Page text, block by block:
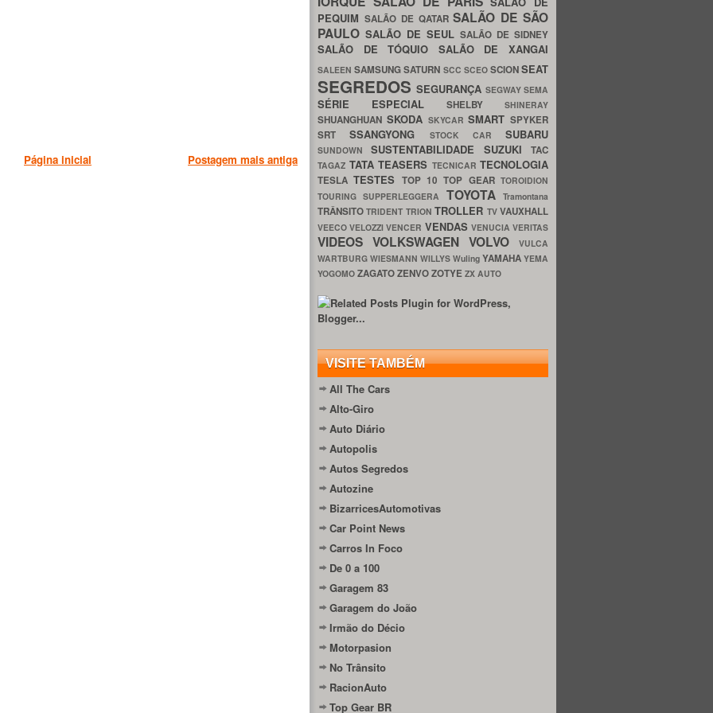
Postagem mais antiga
Página inicial
PEQUIM SALÃO DE QATARSALÃO DE SÃO
PAULO SALÃO DE SEUL SALÃO DE SIDNEY
SALÃO DE TÓQUIO SALÃO DE XANGAI
SALEENSAMSUNGSATURN SCC SCEO SCIONSEAT
SEGREDOSSEGURANÇA SEGWAYSEMA
SÉRIE ESPECIAL SHELBY SHINERAY
SHUANGHUAN SKODA SKYCARSMART SPYKER
SRTSSANGYONG STOCK CAR SUBARU
SUNDOWNSUSTENTABILIDADE SUZUKITAC
TAGAZ TATA TEASERS TECNICAR TECNOLOGIA
TESLATESTES TOP 10TOP GEARTOROIDION
TOURING SUPPERLEGGERA TOYOTATramontana
TRÂNSITOTRIDENT TRIONTROLLER TVVAUXHALL
VEECOVELOZZIVENCER VENDAS VENUCIAVERITAS
VIDEOS VOLKSWAGEN VOLVO
VULCA
WARTBURG WIESMANN WILLYS Wuling YAMAHA YEMA
YOGOMO ZAGATOZENVOZOTYE ZX AUTO
VISITE TAMBÉM
All The Cars
Alto-Giro
Auto Diário
Autopolis
Autos Segredos
Autozine
BizarricesAutomotivas
Car Point News
Carros In Foco
De 0 a 100
Garagem 83
Garagem do João
Irmão do Décio
Motorpasion
No Trânsito
RacionAuto
Top Gear BR